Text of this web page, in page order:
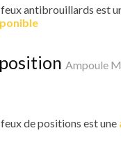
antibrouillards est
Ampoule
de positions est une